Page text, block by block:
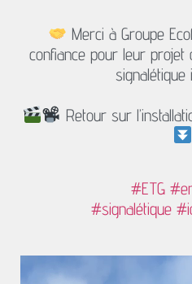
Merci à Groupe
confiance pour leur projet
signalétique
Retour sur
#ETG
#signalétique